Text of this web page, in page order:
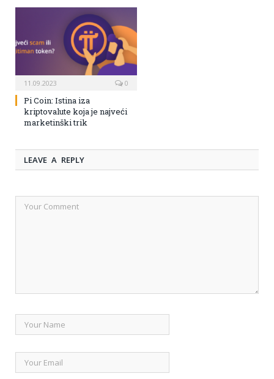
11.09.2023 0
Pi Coin: Istina iza
kriptovalute koja je najveći
marketinški trik
LEAVE A REPLY